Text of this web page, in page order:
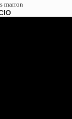
marron